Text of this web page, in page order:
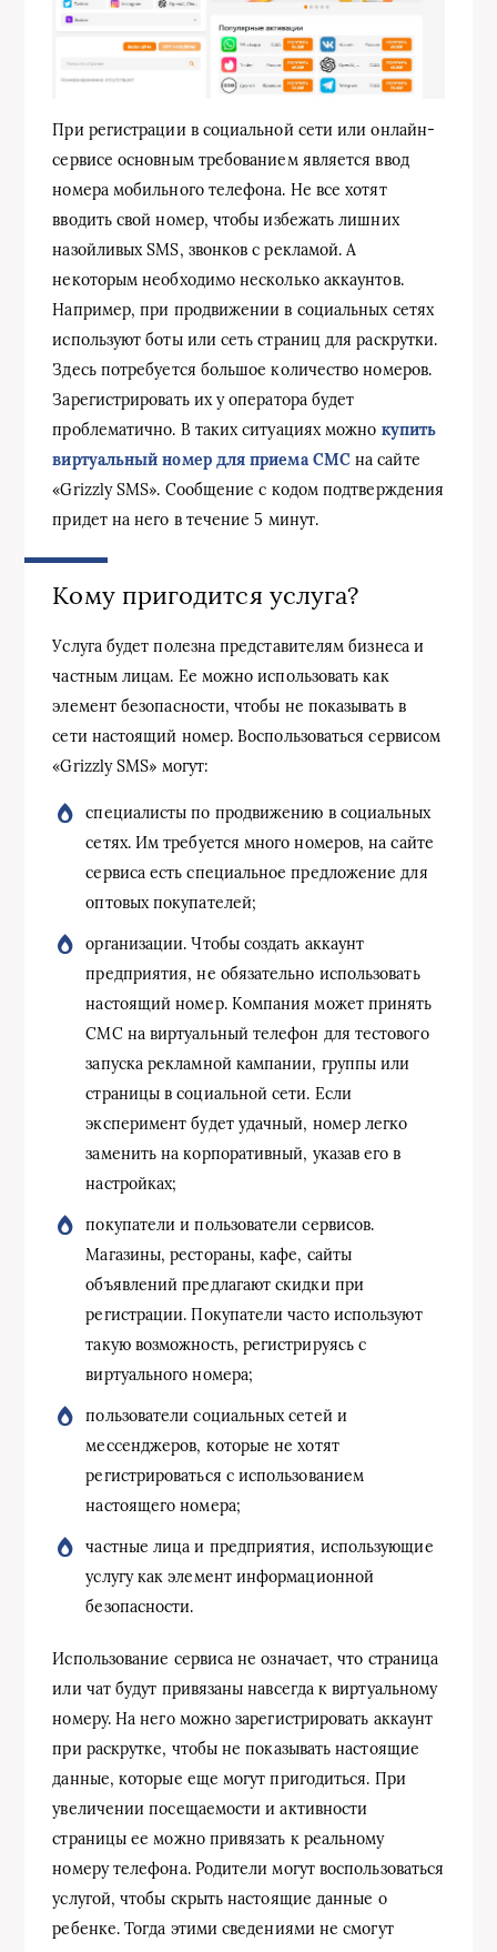
При регистрации в социальной сети или онлайн-
сервисе основным требованием является ввод
номера мобильного телефона. Не все хотят
вводить свой номер, чтобы избежать лишних
назойливых SMS, звонков с рекламой. А
некоторым необходимо несколько аккаунтов.
Например, при продвижении в социальных сетях
используют боты или сеть страниц для раскрутки.
Здесь потребуется большое количество номеров.
Зарегистрировать их у оператора будет
проблематично. В таких ситуациях можно купить
виртуальный номер для приема СМСна сайте
«Grizzly SMS». Сообщение с кодом подтверждения
придет на него в течение 5 минут.
Кому пригодится услуга?
Услуга будет полезна представителям бизнеса и
частным лицам. Ее можно использовать как
элемент безопасности, чтобы не показывать в
сети настоящий номер. Воспользоваться сервисом
«Grizzly SMS» могут:
специалисты по продвижению в социальных
сетях. Им требуется много номеров, на сайте
сервиса есть специальное предложение для
оптовых покупателей;
организации. Чтобы создать аккаунт
предприятия, не обязательно использовать
настоящий номер. Компания может принять
СМС на виртуальный телефон для тестового
запуска рекламной кампании, группы или
страницы в социальной сети. Если
эксперимент будет удачный, номер легко
заменить на корпоративный, указав его в
настройках;
покупатели и пользователи сервисов.
Магазины, рестораны, кафе, сайты
объявлений предлагают скидки при
регистрации. Покупатели часто используют
такую возможность, регистрируясь с
виртуального номера;
пользователи социальных сетей и
мессенджеров, которые не хотят
регистрироваться с использованием
настоящего номера;
частные лица и предприятия, использующие
услугу как элемент информационной
безопасности.
Использование сервиса не означает, что страница
или чат будут привязаны навсегда к виртуальному
номеру. На него можно зарегистрировать аккаунт
при раскрутке, чтобы не показывать настоящие
данные, которые еще могут пригодиться. При
увеличении посещаемости и активности
страницы ее можно привязать к реальному
номеру телефона. Родители могут воспользоваться
услугой, чтобы скрыть настоящие данные о
ребенке. Тогда этими сведениями не смогут